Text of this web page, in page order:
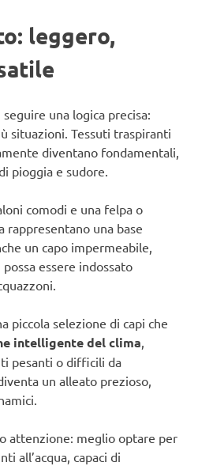
leggero,
una logica precisa:
situazioni. Tessuti traspiranti
diventano fondamentali,
pioggia e sudore.
comodi e una felpa o
rappresentano una base
un capo impermeabile,
essere indossato
piccola selezione di capi che
intelligente del clima,
pesanti o difficili da
un alleato prezioso,
attenzione: meglio optare per
all’acqua, capaci di